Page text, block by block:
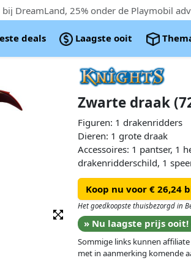
DreamLand, 25% onder de Playmobil
deals Laagste ooit
Zwarte draak
Figuren: 1 drakenridders
Dieren: 1 grote draak
Accessoires: 1 pantser, 1
drakenridderschild, 1
Koop nu voor € 26,24
Het goedkoopste thuisbezorgd in
» Nu laagste prijs ooit!
Sommige links kunnen
met in aanmerking komende